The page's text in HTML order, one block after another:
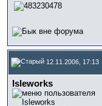
12.11.2006, 17:13
Isleworks